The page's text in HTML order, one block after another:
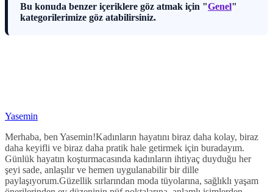
Bu konuda benzer içeriklere göz atmak için "Genel"
kategorilerimize göz atabilirsiniz.
Yasemin
Merhaba, ben Yasemin!Kadınların hayatını biraz daha kolay, biraz
daha keyifli ve biraz daha pratik hale getirmek için buradayım.
Günlük hayatın koşturmacasında kadınların ihtiyaç duyduğu her
şeyi sade, anlaşılır ve hemen uygulanabilir bir dille
paylaşıyorum.Güzellik sırlarından moda tüyolarına, sağlıklı yaşam